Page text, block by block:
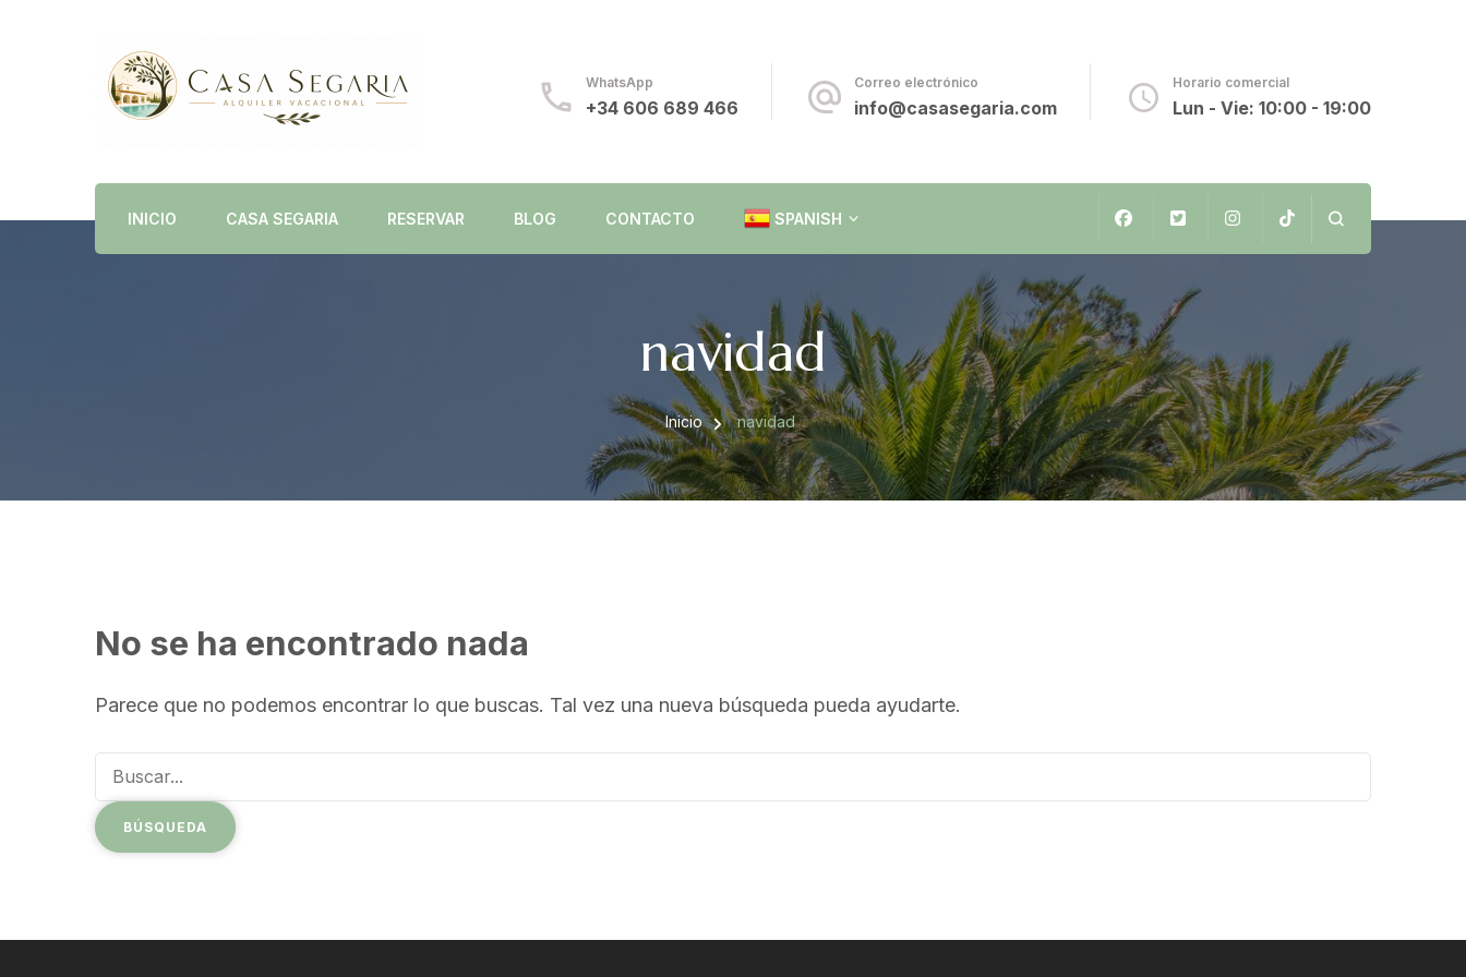
Casa Segaria
Alquiler Vacacional en Dénia con Piscina Privada
WhatsApp
+34 606 689 466
Correo electrónico
info@casasegaria.com
Horario comercial
Lun - Vie: 10:00 - 19:00
INICIO CASA SEGARIA RESERVAR BLOG CONTACTO SPANISH
SPANISH
navidad
Inicio navidad
No se ha encontrado nada
Parece que no podemos encontrar lo que buscas. Tal vez una nueva búsqueda pueda ayudarte.
Buscar: